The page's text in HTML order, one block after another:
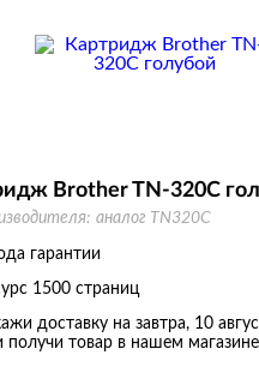
Brother TN-320C
аналог TN320C
гарантии
1500 страниц
доставку на завтра, 10
получи товар в нашем магазине